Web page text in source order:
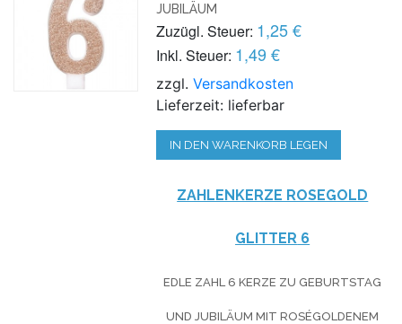
JUBILÄUM
Zuzügl. Steuer: 1,25 €
Inkl. Steuer: 1,49 €
zzgl.Versandkosten
Lieferzeit: lieferbar
IN DEN WARENKORB LEGEN
ZAHLENKERZE ROSEGOLD
GLITTER 6
EDLE ZAHL 6 KERZE ZU GEBURTSTAG
UND JUBILÄUM MIT ROSÉGOLDENEM